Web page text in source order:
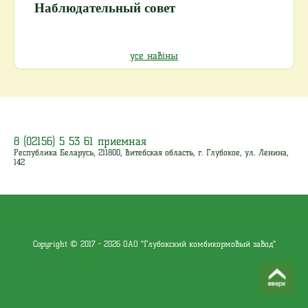
Наблюдательный совет
усе навіны
8 (02156) 5 53 61 приемная
Республика Беларусь, 211800, Витебская область, г. Глубокое, ул. Ленина,
142
Copyright © 2017 - 2026 ОАО "Глубокский комбикормовый завод"